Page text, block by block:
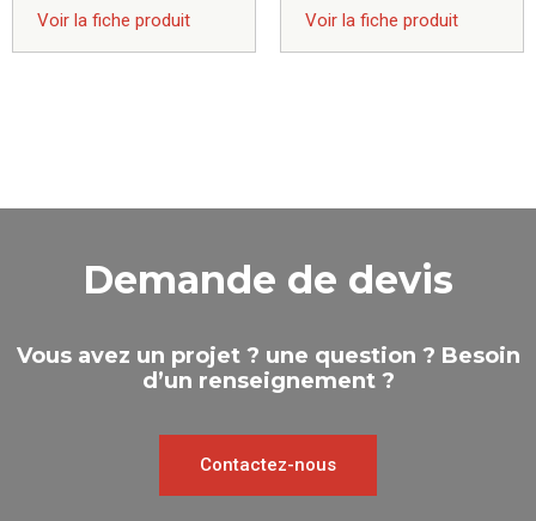
Voir la fiche produit Voir la fiche produit
Demande de devis
Vous avez un projet ? une question ? Besoin
d’un renseignement ?
Contactez-nous